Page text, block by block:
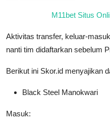
M11bet Situs
Aktivitas transfer, keluar-
nanti tim didaftarkan sebelum
Berikut ini Skor.id menyajikan
Black Steel Manokwari
Masuk: